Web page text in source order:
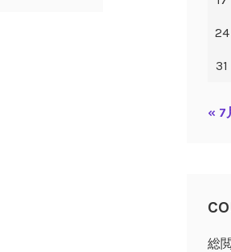
24
31
« 7
総